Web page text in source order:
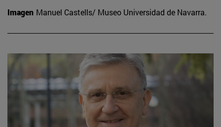
Imagen Manuel Castells/ Museo Universidad de Navarra.